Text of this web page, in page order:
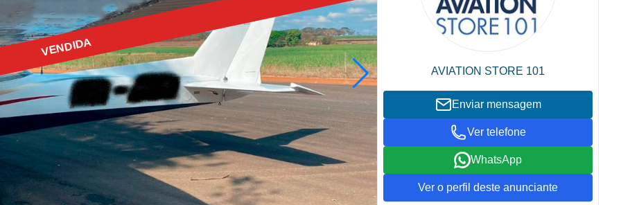
VENDIDA
AVIATION STORE 101
Enviar mensagem
Ver telefone
WhatsApp
Ver o perfil deste anunciante